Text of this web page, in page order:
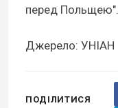
перед Польщею".
Джерело: УНІАН
ПОДІЛИТИСЯ